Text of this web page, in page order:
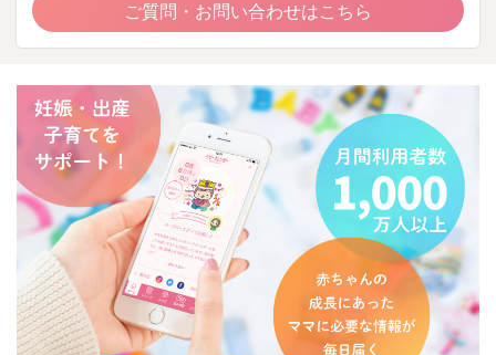
ご質問・お問い合わせはこちら